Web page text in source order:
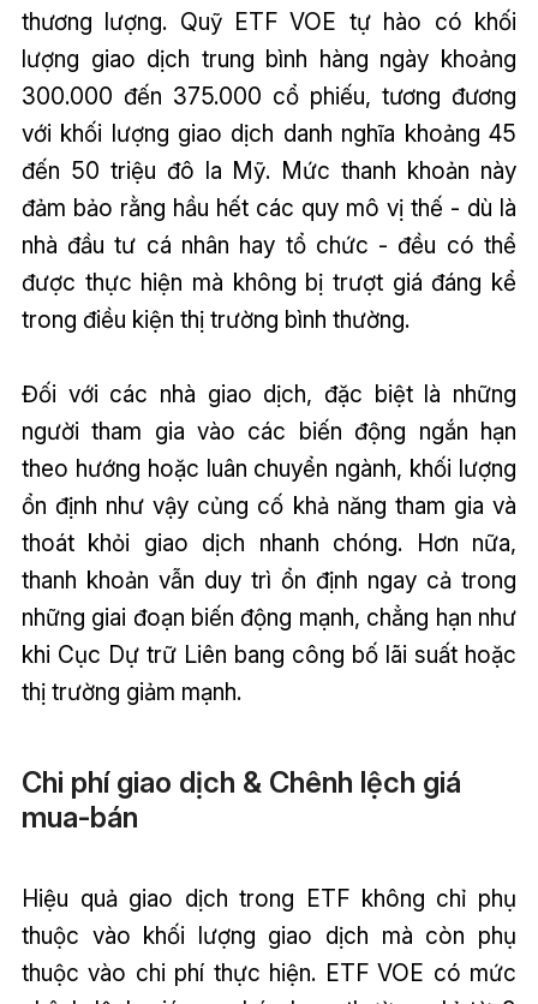
thương lượng. Quỹ ETF VOE tự hào có khối
lượng giao dịch trung bình hàng ngày khoảng
300.000 đến 375.000 cổ phiếu, tương đương
với khối lượng giao dịch danh nghĩa khoảng 45
đến 50 triệu đô la Mỹ. Mức thanh khoản này
đảm bảo rằng hầu hết các quy mô vị thế - dù là
nhà đầu tư cá nhân hay tổ chức - đều có thể
được thực hiện mà không bị trượt giá đáng kể
trong điều kiện thị trường bình thường.
Đối với các nhà giao dịch, đặc biệt là những
người tham gia vào các biến động ngắn hạn
theo hướng hoặc luân chuyển ngành, khối lượng
ổn định như vậy củng cố khả năng tham gia và
thoát khỏi giao dịch nhanh chóng. Hơn nữa,
thanh khoản vẫn duy trì ổn định ngay cả trong
những giai đoạn biến động mạnh, chẳng hạn như
khi Cục Dự trữ Liên bang công bố lãi suất hoặc
thị trường giảm mạnh.
Chi phí giao dịch & Chênh lệch giá
mua-bán
Hiệu quả giao dịch trong ETF không chỉ phụ
thuộc vào khối lượng giao dịch mà còn phụ
thuộc vào chi phí thực hiện. ETF VOE có mức